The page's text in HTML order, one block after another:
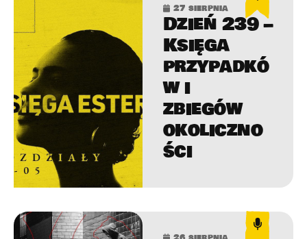
27 sierpnia
Dzień 239 –
Księga
przypadkó
w i
zbiegów
okoliczno
ści